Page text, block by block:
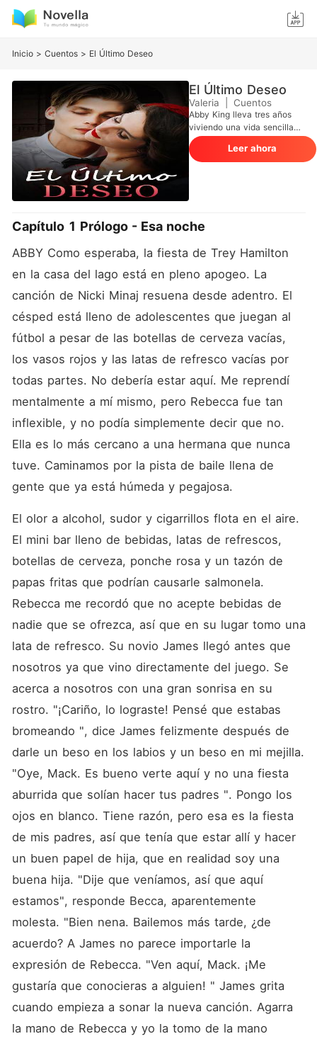
Inicio > Cuentos > El Último Deseo
El Último Deseo
Valeria Cuentos
Abby King lleva tres años
viviendo una vida sencilla
después del terrible
incidente. Cuando su madre
falleció, Abby no tuvo más
una cosa para la que no
casarse con el
director ejecutivo de Hughes
Industries, Seb Hughes,
quien era totalmente un
mujeriego. Seb Hughes era
era lo último que quería,
pero solo una mirada a la
misteriosa Abby hizo que su
frío corazón palpitara y
empezara a fantasear con
ello, aunque sabía que no
estaba bien. Después de lo
que ha pasado, tal vez Seb
fuera un hombre adecuado
para ella, que podía
protegerla, aceptarla y tal
vez amarla, a pesar de su
oscuro pasado. Después de
lo que ha pasado, tal vez
Seb fuera un hombre
podía protegerla, aceptarla y
tal vez amarla, a pesar de su
oscuro pasado."
Leer ahora
Capítulo 1 Prólogo - Esa noche
ABBY Como esperaba, la fiesta de Trey Hamilton
en la casa del lago está en pleno apogeo. La
canción de Nicki Minaj resuena desde adentro. El
césped está lleno de adolescentes que juegan al
fútbol a pesar de las botellas de cerveza vacías,
los vasos rojos y las latas de refresco vacías por
todas partes. No debería estar aquí. Me reprendí
mentalmente a mí mismo, pero Rebecca fue tan
inflexible, y no podía simplemente decir que no.
Ella es lo más cercano a una hermana que nunca
tuve. Caminamos por la pista de baile llena de
gente que ya está húmeda y pegajosa.
El olor a alcohol, sudor y cigarrillos flota en el aire.
El mini bar lleno de bebidas, latas de refrescos,
botellas de cerveza, ponche rosa y un tazón de
papas fritas que podrían causarle salmonela.
Rebecca me recordó que no acepte bebidas de
nadie que se ofrezca, así que en su lugar tomo una
lata de refresco. Su novio James llegó antes que
nosotros ya que vino directamente del juego. Se
acerca a nosotros con una gran sonrisa en su
rostro. "¡Cariño, lo lograste! Pensé que estabas
bromeando ", dice James felizmente después de
darle un beso en los labios y un beso en mi mejilla.
"Oye, Mack. Es bueno verte aquí y no una fiesta
aburrida que solían hacer tus padres ". Pongo los
ojos en blanco. Tiene razón, pero esa es la fiesta
de mis padres, así que tenía que estar allí y hacer
un buen papel de hija, que en realidad soy una
buena hija. "Dije que veníamos, así que aquí
estamos", responde Becca, aparentemente
molesta. "Bien nena. Bailemos más tarde, ¿de
acuerdo? A James no parece importarle la
expresión de Rebecca. "Ven aquí, Mack. ¡Me
gustaría que conocieras a alguien! " James grita
cuando empieza a sonar la nueva canción. Agarra
la mano de Rebecca y yo la tomo de la mano